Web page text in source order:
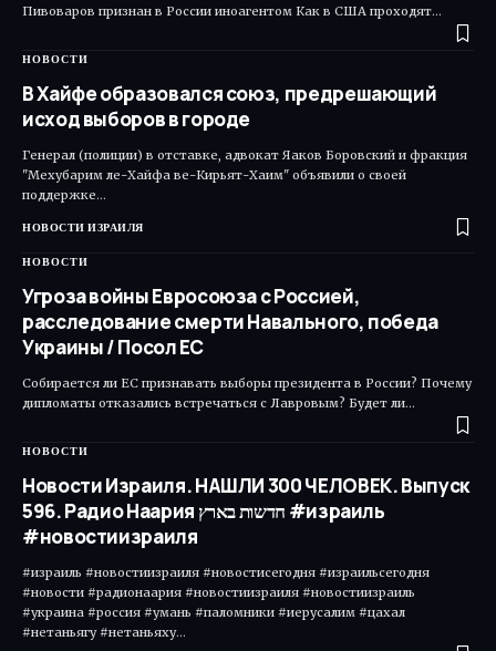
Пивоваров признан в России иноагентом Как в США проходят…
НОВОСТИ
В Хайфе образовался союз, предрешающий
исход выборов в городе
Генерал (полиции) в отставке, адвокат Яаков Боровский и фракция
"Мехубарим ле-Хайфа ве-Кирьят-Хаим" объявили о своей
поддержке…
НОВОСТИ ИЗРАИЛЯ
НОВОСТИ
Угроза войны Евросоюза с Россией,
расследование смерти Навального, победа
Украины / Посол ЕС
Собирается ли ЕС признавать выборы президента в России? Почему
дипломаты отказались встречаться с Лавровым? Будет ли…
НОВОСТИ
Новости Израиля. НАШЛИ 300 ЧЕЛОВЕК. Выпуск
596. Радио Наария חדשות בארץ #израиль
#новостиизраиля
#израиль #новостиизраиля #новостисегодня #израильсегодня
#новости #радионаария #новостиизраиля #новостиизраиль
#украина #россия #умань #паломники #иерусалим #цахал
#нетаньягу #нетаньяху…